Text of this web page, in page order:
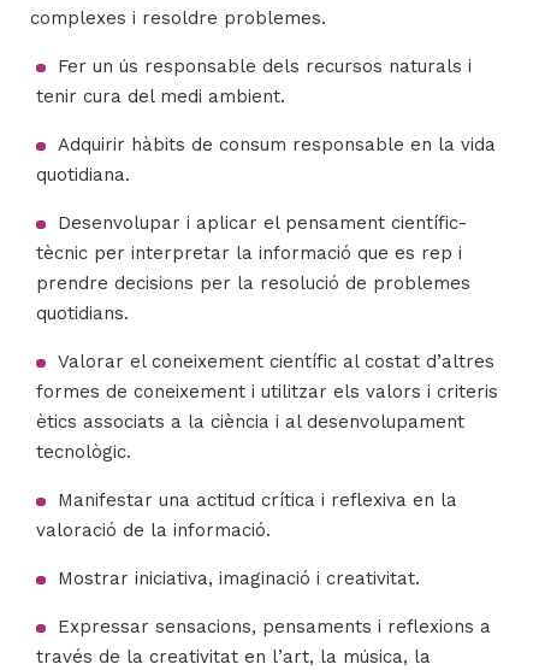
complexes i resoldre problemes.
Fer un ús responsable dels recursos naturals i
tenir cura del medi ambient.
Adquirir hàbits de consum responsable en la vida
quotidiana.
Desenvolupar i aplicar el pensament científic-
tècnic per interpretar la informació que es rep i
prendre decisions per la resolució de problemes
quotidians.
Valorar el coneixement científic al costat d’altres
formes de coneixement i utilitzar els valors i criteris
ètics associats a la ciència i al desenvolupament
tecnològic.
Manifestar una actitud crítica i reflexiva en la
valoració de la informació.
Mostrar iniciativa, imaginació i creativitat.
Expressar sensacions, pensaments i reflexions a
través de la creativitat en l’art, la música, la